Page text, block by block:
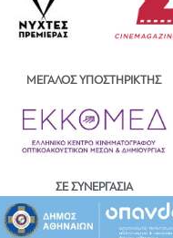
ΜΕΓΑΛΟΣ ΥΠΟΣΤΗΡΙΚΤΗΣ
ΣΕ ΣΥΝΕΡΓΑΣΙΑ